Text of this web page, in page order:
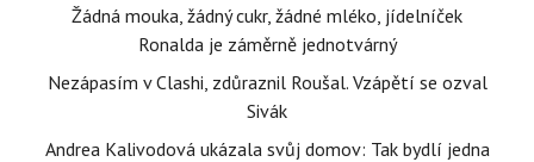
Žádná mouka, žádný cukr, žádné mléko, jídelníček
Ronalda je záměrně jednotvárný
Nezápasím v Clashi, zdůraznil Roušal. Vzápětí se ozval
Sivák
Andrea Kalivodová ukázala svůj domov: Tak bydlí jedna